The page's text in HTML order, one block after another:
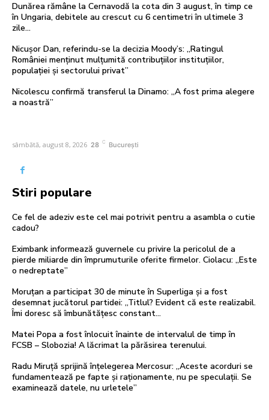
Dunărea rămâne la Cernavodă la cota din 3 august, în timp ce
în Ungaria, debitele au crescut cu 6 centimetri în ultimele 3
zile...
Nicușor Dan, referindu-se la decizia Moody’s: „Ratingul
României menținut mulțumită contribuțiilor instituțiilor,
populației și sectorului privat”
Nicolescu confirmă transferul la Dinamo: „A fost prima alegere
a noastră”
sâmbătă, august 8, 2026 28 C București
Stiri populare
Ce fel de adeziv este cel mai potrivit pentru a asambla o cutie
cadou?
Eximbank informează guvernele cu privire la pericolul de a
pierde miliarde din împrumuturile oferite firmelor. Ciolacu: „Este
o nedreptate”
Moruțan a participat 30 de minute în Superliga și a fost
desemnat jucătorul partidei: „Titlul? Evident că este realizabil.
Îmi doresc să îmbunătățesc constant...
Matei Popa a fost înlocuit înainte de intervalul de timp în
FCSB – Slobozia! A lăcrimat la părăsirea terenului.
Radu Miruță sprijină înțelegerea Mercosur: „Aceste acorduri se
fundamentează pe fapte și raționamente, nu pe speculații. Se
examinează datele, nu urletele”